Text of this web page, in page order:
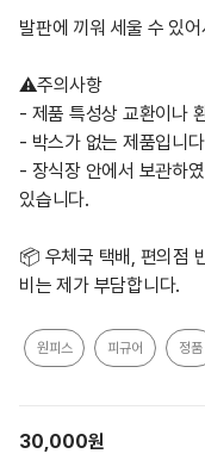
발판에 끼워 세울 수 있
⚠️주의사항
- 제품 특성상 교환이나
- 박스가 없는 제품입니
- 장식장 안에서 보관하
있습니다.
📦 우체국 택배, 편의점
비는 제가 부담합니다.
원피스 피규어 정품
30,000원